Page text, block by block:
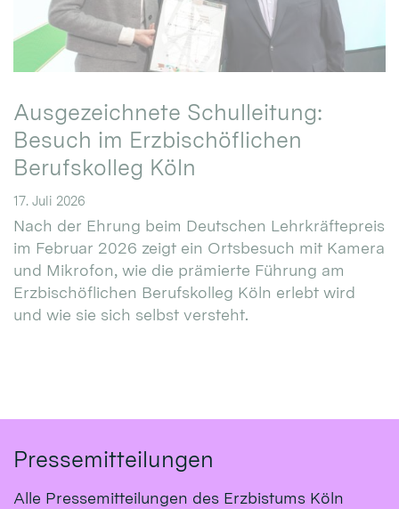
Ausgezeichnete Schulleitung:
Besuch im Erzbischöflichen
Berufskolleg Köln
17. Juli 2026
Nach der Ehrung beim Deutschen Lehrkräftepreis
im Februar 2026 zeigt ein Ortsbesuch mit Kamera
und Mikrofon, wie die prämierte Führung am
Erzbischöflichen Berufskolleg Köln erlebt wird
und wie sie sich selbst versteht.
Pressemitteilungen
Alle Pressemitteilungen des Erzbistums Köln